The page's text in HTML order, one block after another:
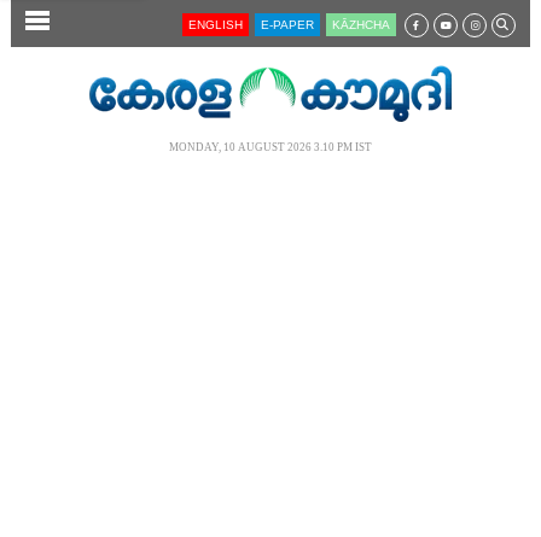
SECTIONS ENGLISH E-PAPER KĀZHCHA
MONDAY, 10 AUGUST 2026 3.10 PM IST